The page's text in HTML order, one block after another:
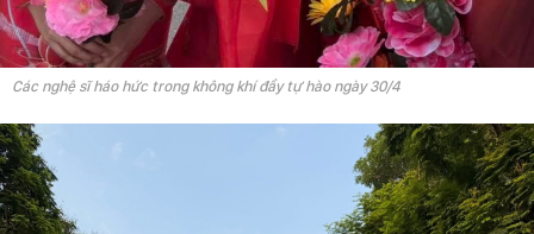
Các nghệ sĩ háo hức trong không khí đầy tự hào ngày 30/4